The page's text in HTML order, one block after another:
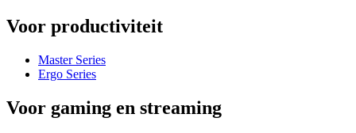
Voor productiviteit
Master Series
Ergo Series
Voor gaming en streaming